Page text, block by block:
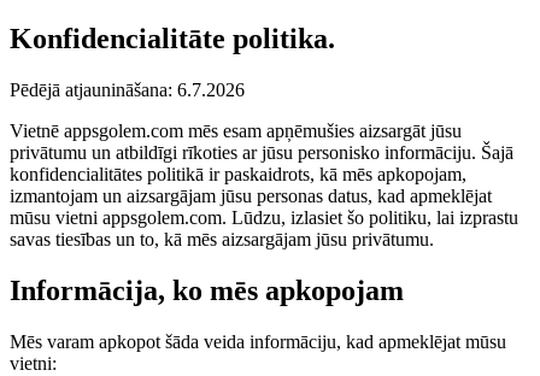
Konfidencialitāte politika.
Pēdējā atjaunināšana: 6.7.2026
Vietnē appsgolem.com mēs esam apņēmušies aizsargāt jūsu
privātumu un atbildīgi rīkoties ar jūsu personisko informāciju. Šajā
konfidencialitātes politikā ir paskaidrots, kā mēs apkopojam,
izmantojam un aizsargājam jūsu personas datus, kad apmeklējat
mūsu vietni appsgolem.com. Lūdzu, izlasiet šo politiku, lai izprastu
savas tiesības un to, kā mēs aizsargājam jūsu privātumu.
Informācija, ko mēs apkopojam
Mēs varam apkopot šāda veida informāciju, kad apmeklējat mūsu
vietni: